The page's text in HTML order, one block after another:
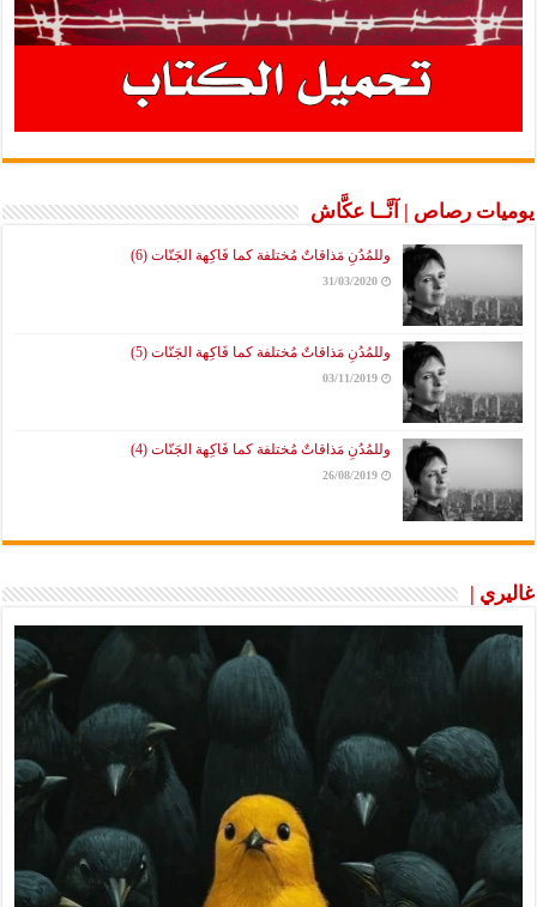
يوميات رصاص | آنَّــا عكَّاش
وللمُدُنِ مَذاقاتٌ مُختلفة كما فَاكِهة الجَنّات (6)
31/03/2020
وللمُدُنِ مَذاقاتٌ مُختلفة كما فَاكِهة الجَنّات (5)
03/11/2019
وللمُدُنِ مَذاقاتٌ مُختلفة كما فَاكِهة الجَنّات (4)
26/08/2019
غاليري |